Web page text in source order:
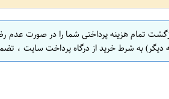
تمام هزینه پرداختی شما را در صورت
به شرط خرید از درگاه پرداخت سایت ،